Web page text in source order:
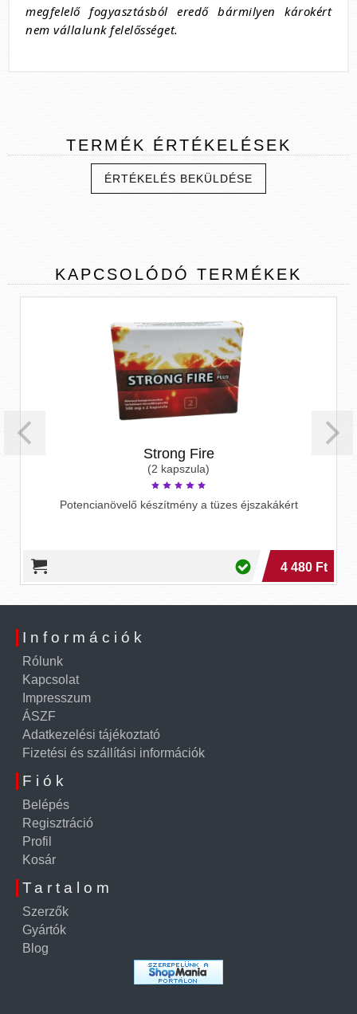
megfelelő fogyasztásból eredő bármilyen károkért
nem vállalunk felelősséget.
TERMÉK ÉRTÉKELÉSEK
ÉRTÉKELÉS BEKÜLDÉSE
KAPCSOLÓDÓ TERMÉKEK
Strong Fire
(2 kapszula)
Potencianövelő készítmény a tüzes éjszakákért
4 480 Ft
Információk
Rólunk
Kapcsolat
Impresszum
ÁSZF
Adatkezelési tájékoztató
Fizetési és szállítási információk
Fiók
Belépés
Regisztráció
Profil
Kosár
Tartalom
Szerzők
Gyártók
Blog